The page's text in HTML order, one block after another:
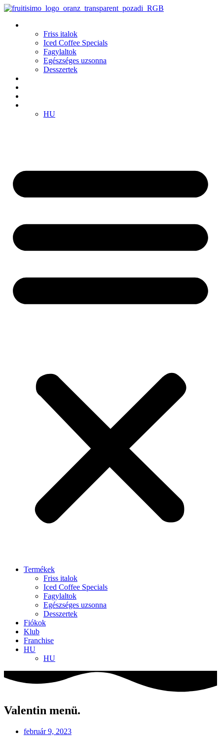
Ugrás
tartalomhoz
Friss italok
Iced Coffee Specials
Fagylaltok
Egészséges uzsonna
Desszertek
HU
Termékek
Friss italok
Iced Coffee Specials
Fagylaltok
Egészséges uzsonna
Desszertek
Fiókok
Klub
Franchise
HU
HU
Valentin menü.
február 9, 2023